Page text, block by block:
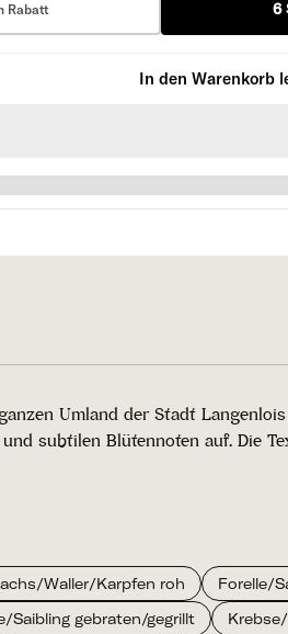
Rabatt 6
Veltliner Langenlois Kamptal
Grüner Veltliner Langenlois
In den Warenkorb
Umland der Stadt
subtilen Blütennoten auf. Die
Waller/Karpfen roh
Forelle/
Saibling gebraten/gegrillt